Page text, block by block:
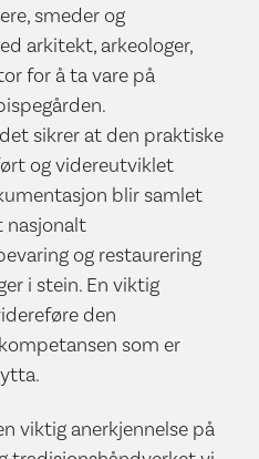
smeder og
arkitekt, arkeologer,
for å ta vare på
sikrer at den praktiske
og videreutviklet
blir samlet
nasjonalt
og restaurering
i stein. En viktig
den
som er
viktig anerkjennelse på